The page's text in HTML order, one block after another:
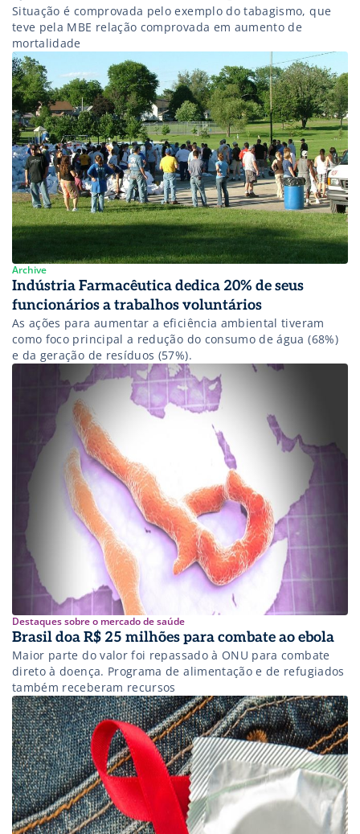
Situação é comprovada pelo exemplo do tabagismo, que
teve pela MBE relação comprovada em aumento de
mortalidade
Archive
Indústria Farmacêutica dedica 20% de seus
funcionários a trabalhos voluntários
As ações para aumentar a eficiência ambiental tiveram
como foco principal a redução do consumo de água (68%)
e da geração de resíduos (57%).
Destaques sobre o mercado de saúde
Brasil doa R$ 25 milhões para combate ao ebola
Maior parte do valor foi repassado à ONU para combate
direto à doença. Programa de alimentação e de refugiados
também receberam recursos